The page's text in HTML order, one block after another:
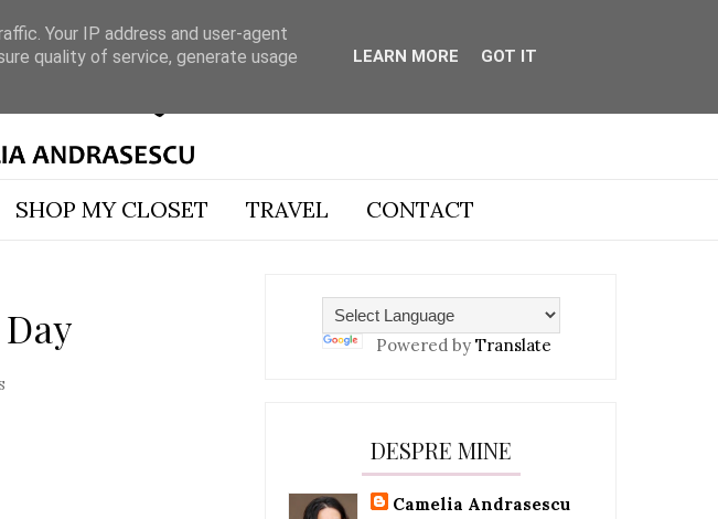
SHOP MY CLOSET TRAVEL CONTACT
Powered by Translate
DESPRE MINE
Camelia Andrasescu
Your IP address and user-agent
quality of service, generate usage
LEARN MORE GOT IT